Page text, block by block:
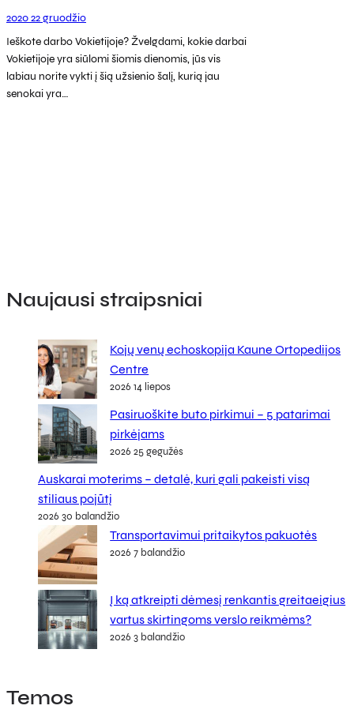
2020 22 gruodžio
Ieškote darbo Vokietijoje? Žvelgdami, kokie darbai
Vokietijoje yra siūlomi šiomis dienomis, jūs vis
labiau norite vykti į šią užsienio šalį, kurią jau
senokai yra…
Naujausi straipsniai
Kojų venų echoskopija Kaune Ortopedijos
Centre
2026 14 liepos
Pasiruoškite buto pirkimui – 5 patarimai
pirkėjams
2026 25 gegužės
Auskarai moterims – detalė, kuri gali pakeisti visą
stiliaus pojūtį
2026 30 balandžio
Transportavimui pritaikytos pakuotės
2026 7 balandžio
Į ką atkreipti dėmesį renkantis greitaeigius
vartus skirtingoms verslo reikmėms?
2026 3 balandžio
Temos